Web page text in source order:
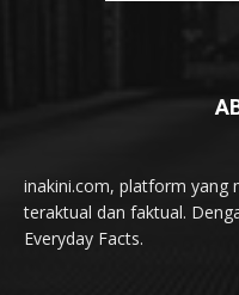
inakini.com, platform yang
teraktual dan faktual.
Everyday Facts.